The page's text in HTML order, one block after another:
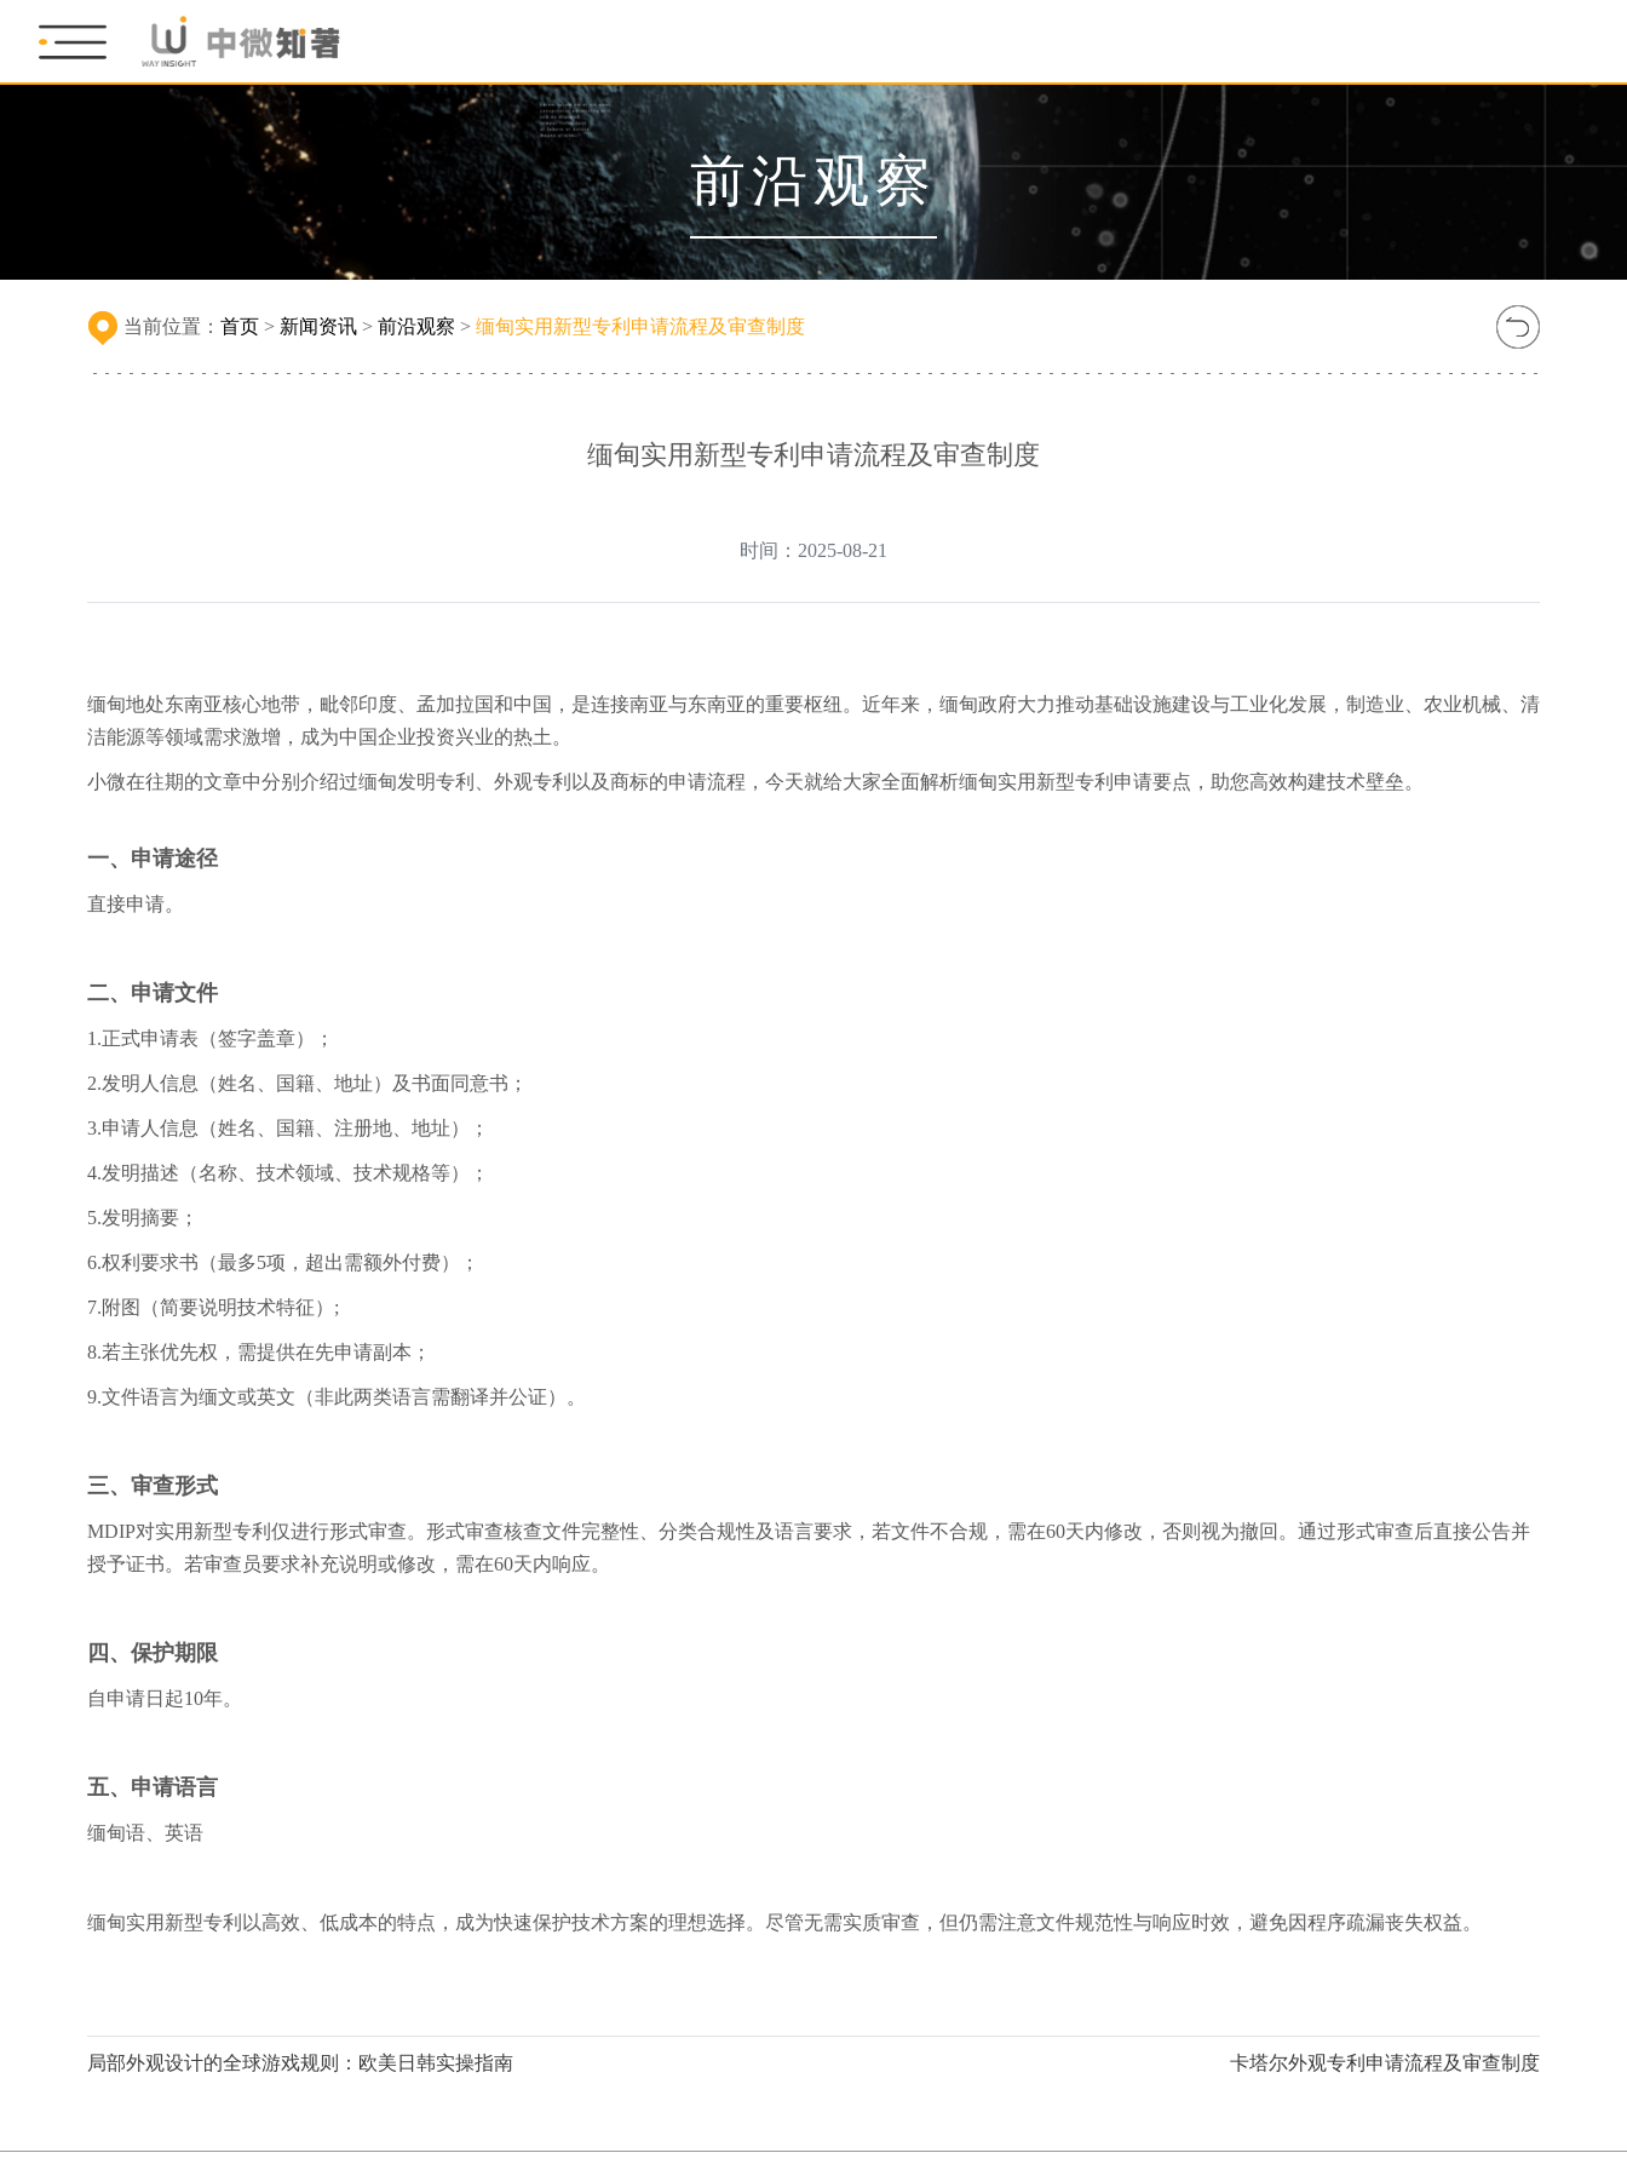
前沿观察
当前位置： 首页 > 新闻资讯 > 前沿观察 > 缅甸实用新型专利申请流程及审查制度
缅甸实用新型专利申请流程及审查制度
时间：2025-08-21
缅甸地处东南亚核心地带，毗邻印度、孟加拉国和中国，是连接南亚与东南亚的重要枢纽。近年来，缅甸政府大力推动基础设施建设与工业化发展，制造业、农业机械、清
洁能源等领域需求激增，成为中国企业投资兴业的热土。
小微在往期的文章中分别介绍过缅甸发明专利、外观专利以及商标的申请流程，今天就给大家全面解析缅甸实用新型专利申请要点，助您高效构建技术壁垒。
一、申请途径
直接申请。
二、申请文件
1.正式申请表（签字盖章）；
2.发明人信息（姓名、国籍、地址）及书面同意书；
3.申请人信息（姓名、国籍、注册地、地址）；
4.发明描述（名称、技术领域、技术规格等）；
5.发明摘要；
6.权利要求书（最多5项，超出需额外付费）；
7.附图（简要说明技术特征）;
8.若主张优先权，需提供在先申请副本；
9.文件语言为缅文或英文（非此两类语言需翻译并公证）。
三、审查形式
MDIP对实用新型专利仅进行形式审查。形式审查核查文件完整性、分类合规性及语言要求，若文件不合规，需在60天内修改，否则视为撤回。通过形式审查后直接公告并
授予证书。若审查员要求补充说明或修改，需在60天内响应。
四、保护期限
自申请日起10年。
五、申请语言
缅甸语、英语
缅甸实用新型专利以高效、低成本的特点，成为快速保护技术方案的理想选择。尽管无需实质审查，但仍需注意文件规范性与响应时效，避免因程序疏漏丧失权益。
局部外观设计的全球游戏规则：欧美日韩实操指南 卡塔尔外观专利申请流程及审查制度